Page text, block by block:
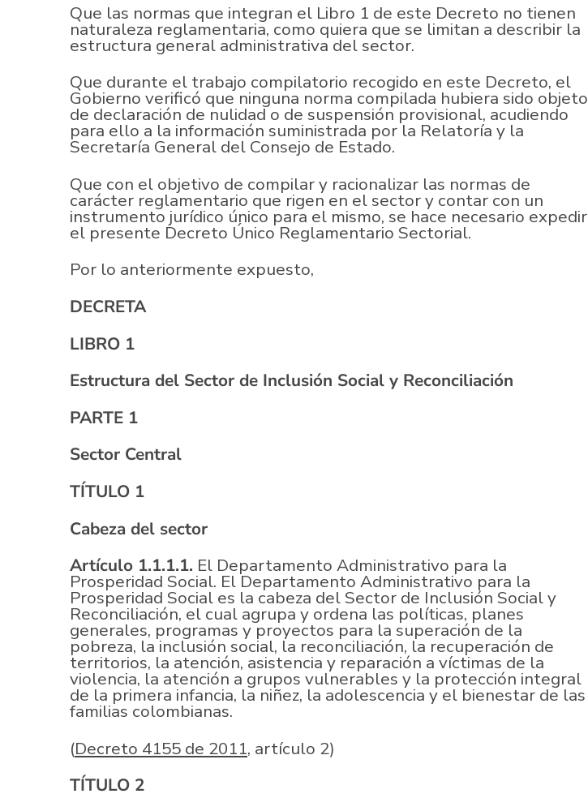
Que las normas que integran el Libro 1 de este Decreto no tienen
naturaleza reglamentaria, como quiera que se limitan a describir la
estructura general administrativa del sector.
Que durante el trabajo compilatorio recogido en este Decreto, el
Gobierno verificó que ninguna norma compilada hubiera sido objeto
de declaración de nulidad o de suspensión provisional, acudiendo
para ello a la información suministrada por la Relatoría y la
Secretaría General del Consejo de Estado.
Que con el objetivo de compilar y racionalizar las normas de
carácter reglamentario que rigen en el sector y contar con un
instrumento jurídico único para el mismo, se hace necesario expedir
el presente Decreto Único Reglamentario Sectorial.
Por lo anteriormente expuesto,
DECRETA
LIBRO 1
Estructura del Sector de Inclusión Social y Reconciliación
PARTE 1
Sector Central
TÍTULO 1
Cabeza del sector
Artículo 1.1.1.1. El Departamento Administrativo para la
Prosperidad Social. El Departamento Administrativo para la
Prosperidad Social es la cabeza del Sector de Inclusión Social y
Reconciliación, el cual agrupa y ordena las políticas, planes
generales, programas y proyectos para la superación de la
pobreza, la inclusión social, la reconciliación, la recuperación de
territorios, la atención, asistencia y reparación a víctimas de la
violencia, la atención a grupos vulnerables y la protección integral
de la primera infancia, la niñez, la adolescencia y el bienestar de las
familias colombianas.
(Decreto 4155 de 2011, artículo 2)
TÍTULO 2